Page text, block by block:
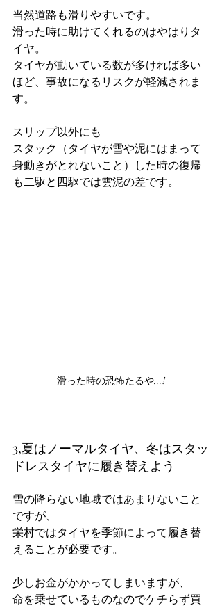
当然道路も滑りやすいです。
滑った時に助けてくれるのはやはりタ
イヤ。
タイヤが動いている数が多ければ多い
ほど、事故になるリスクが軽減されま
す。
スリップ以外にも
スタック（タイヤが雪や泥にはまって
身動きがとれないこと）した時の復帰
も二駆と四駆では雲泥の差です。
滑った時の恐怖たるや...!
3,夏はノーマルタイヤ、冬はスタッ
ドレスタイヤに履き替えよう
雪の降らない地域ではあまりないこと
ですが、
栄村ではタイヤを季節によって履き替
えることが必要です。
少しお金がかかってしまいますが、
命を乗せているものなのでケチらず買